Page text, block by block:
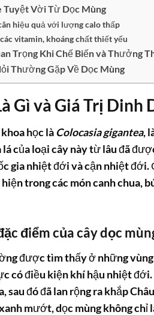
Tuyệt Vời Từ Dọc Mùng
hiệu quả với lượng calo thấp
vitamin, khoáng chất thiết yếu
Trọng Khi Chế Biến và Thưởng
Thường Gặp Về Dọc Mùng
Gì và Giá Trị
học làColocasia gigantea,
lá của loại cây này từ lâu đã
gia nhiệt đới và cận nhiệt
trong các món canh chua,
điểm của cây dọc
được tìm thấy ở những
có điều kiện khí hậu nhiệt
sau đó đã lan rộng ra khắp
mướt, dọc mùng không chỉ